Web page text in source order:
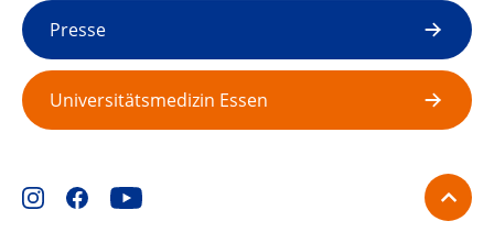
Kontakt
ARDS-Notfall
Presse
Universitätsmedizin Essen